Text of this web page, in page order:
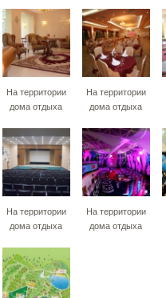
На территории
дома отдыха
На территории
дома отдыха
На территории
дома отдыха
На территории
дома отдыха